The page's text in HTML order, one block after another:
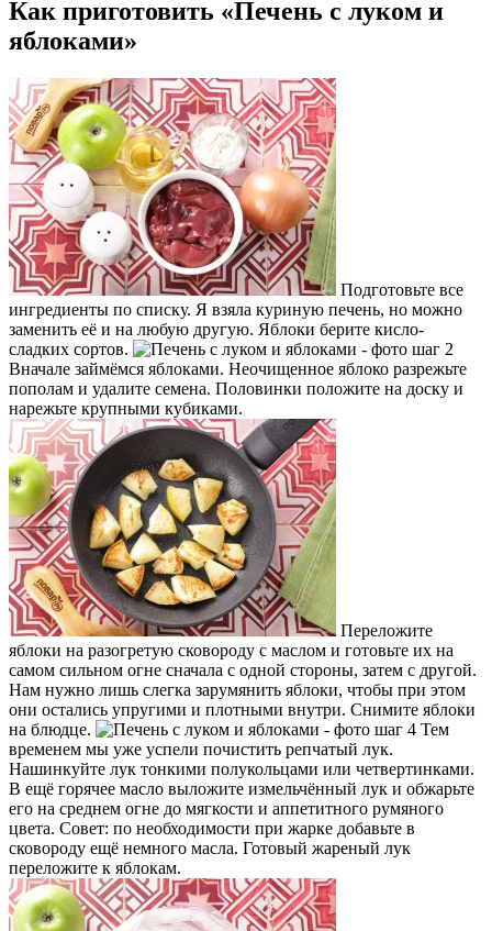
Как приготовить «Печень с луком и
яблоками»
Подготовьте все
ингредиенты по списку. Я взяла куриную печень, но можно
заменить её и на любую другую. Яблоки берите кисло-
сладких сортов.
Вначале займёмся яблоками. Неочищенное яблоко разрежьте
пополам и удалите семена. Половинки положите на доску и
нарежьте крупными кубиками.
Переложите
яблоки на разогретую сковороду с маслом и готовьте их на
самом сильном огне сначала с одной стороны, затем с другой.
Нам нужно лишь слегка зарумянить яблоки, чтобы при этом
они остались упругими и плотными внутри. Снимите яблоки
на блюдце.
Тем
временем мы уже успели почистить репчатый лук.
Нашинкуйте лук тонкими полукольцами или четвертинками.
В ещё горячее масло выложите измельчённый лук и обжарьте
его на среднем огне до мягкости и аппетитного румяного
цвета. Совет: по необходимости при жарке добавьте в
сковороду ещё немного масла. Готовый жареный лук
переложите к яблокам.